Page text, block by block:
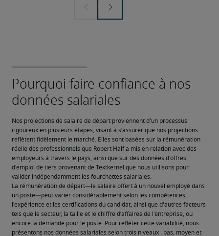
Nos projections de salaire de départ proviennent d'un processus
rigoureux en plusieurs étapes, visant à s’assurer que nos projections
reflètent fidèlement le marché. Elles sont basées sur la rémunération
réelle des professionnels que Robert Half a mis en relation avec des
employeurs à travers le pays, ainsi que sur des données d'offres
d'emploi de tiers provenant de Textkernel que nous utilisons pour
valider indépendamment les fourchettes salariales.
La rémunération de départ—le salaire offert à un nouvel employé dans
un poste—peut varier considérablement selon les compétences,
l'expérience et les certifications du candidat, ainsi que d'autres facteurs
tels que le secteur, la taille et le chiffre d’affaires de l'entreprise, ou
encore la demande pour le poste. Pour refléter cette variabilité, nous
présentons nos données salariales selon trois niveaux : bas, moyen et